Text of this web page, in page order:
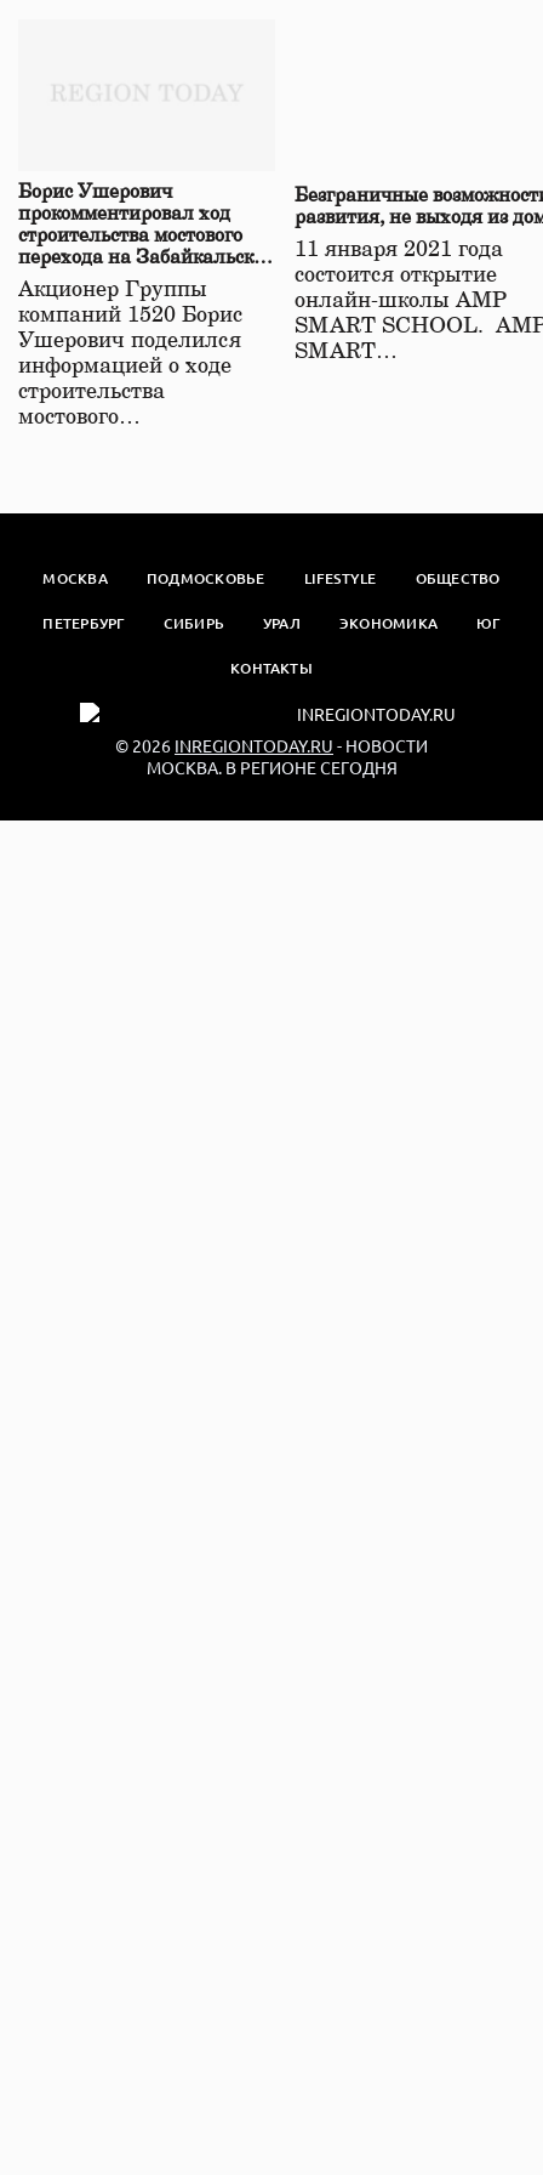
Борис Ушерович
прокомментировал ход
строительства мостового
перехода на Забайкальской
железной дороге
Акционер Группы
компаний 1520 Борис
Ушерович поделился
информацией о ходе
строительства
мостового…
Безграничные
развития, не выходя из
11 января 2021 года
состоится открытие
онлайн-школы АМР
SMART SCHOOL.
SMART…
МОСКВА ПОДМОСКОВЬЕ LIFESTYLE ОБЩЕСТВО
ПЕТЕРБУРГ СИБИРЬ УРАЛ ЭКОНОМИКА ЮГ
КОНТАКТЫ
© 2026 INREGIONTODAY.RU - НОВОСТИ
МОСКВА. В РЕГИОНЕ СЕГОДНЯ